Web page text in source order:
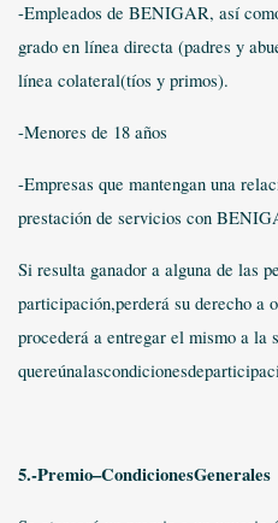
-Empleados de BENIGAR, así
grado en línea directa (padres y
línea colateral(tíos y primos).
-Menores de 18 años
-Empresas que mantengan una
prestación de servicios con
Si resulta ganador a alguna de las
participación,perderá su derecho a
procederá a entregar el mismo a la
5.-Premio–CondicionesGenerales